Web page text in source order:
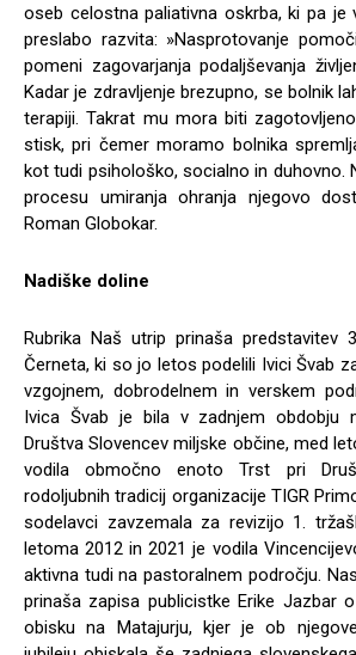
oseb celostna paliativna oskrba, ki pa je
preslabo razvita: »Nasprotovanje
pomeni zagovarjanja podaljševanja
Kadar je zdravljenje brezupno, se bolnik
terapiji. Takrat mu mora biti
stisk, pri čemer moramo bolnika
kot tudi psihološko, socialno in duhovno.
procesu umiranja ohranja njegovo
Roman Globokar.
Nadiške doline
Rubrika Naš utrip prinaša predstavitev
Černeta, ki so jo letos podelili Ivici Švab
vzgojnem, dobrodelnem in verskem
Ivica Švab je bila v zadnjem obdobju
Društva Slovencev miljske občine, med
vodila območno enoto Trst pri
rodoljubnih tradicij organizacije TIGR
sodelavci zavzemala za revizijo 1.
letoma 2012 in 2021 je vodila
aktivna tudi na pastoralnem področju.
prinaša zapisa publicistke Erike Jazbar
obisku na Matajurju, kjer je ob